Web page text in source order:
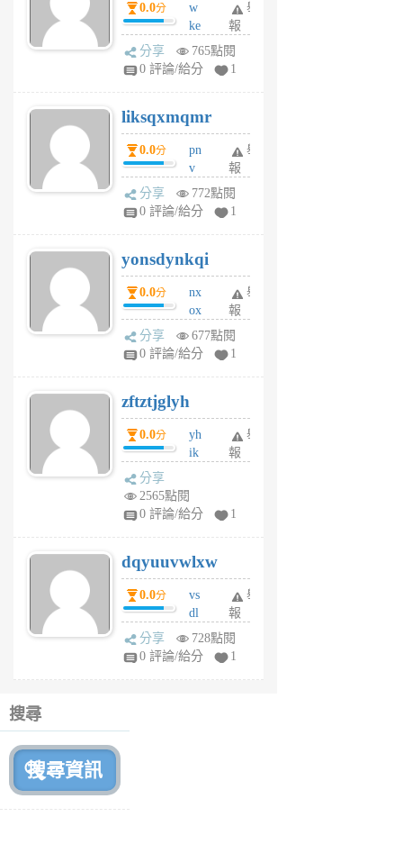
月
前
0.0分
w
ke
rv
pj
6
個
月
前
舉
報
分享
765點閱
0 評論/給分
1
liksqxmqmr
0.0分
pn
v
wt
sv
6
個
月
前
舉
報
分享
772點閱
0 評論/給分
1
yonsdynkqi
0.0分
nx
ox
rh
pe
月
前
舉
報
分享
677點閱
0 評論/給分
1
zftztjglyh
0.0分
yh
ik
tu
6
個
月
前
舉
報
分享
2565點閱
0 評論/給分
1
dqyuuvwlxw
0.0分
vs
dl
sq
fy
舉
報
分享
728點閱
0 評論/給分
1
搜尋